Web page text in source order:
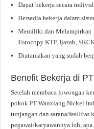
Dapat bekerja secara
Bersedia bekerja dalam
Memiliki dan Melampirkan
Fotocopy KTP, Ijazah,
Diutamakan yang sudah
Benefit Bekerja di
Setelah membaca lowongan
pokok PT Wanxiang Nickel
tunjangan dan sarana/fasilitas
pegawai/karyawannya loh,